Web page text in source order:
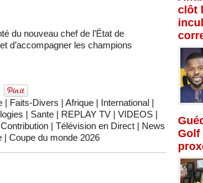
du nouveau chef de l’État de
d’accompagner les champions
| Faits-Divers | Afrique | International |
| Sante | REPLAY TV | VIDEOS |
Contribution | Télévision en Direct | News
| Coupe du monde 2026
clôt
Golf